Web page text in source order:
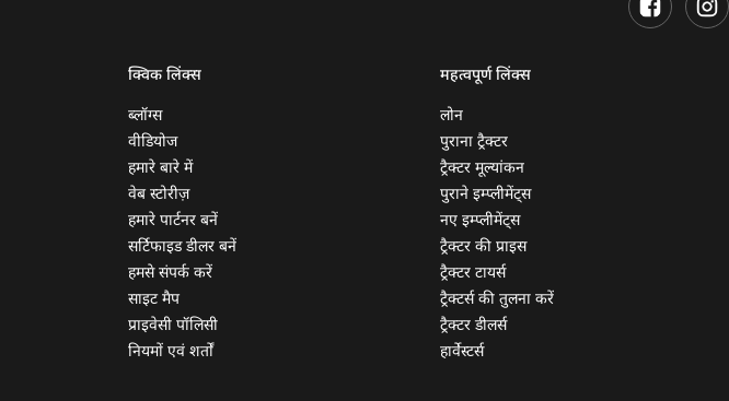
क्विक लिंक्स
ब्लॉग्स
वीडियोज
हमारे बारे में
वेब स्टोरीज़
हमारे पार्टनर बनें
सर्टिफाइड डीलर बनें
हमसे संपर्क करें
साइट मैप
प्राइवेसी पॉलिसी
नियमों एवं शर्तों
महत्वपूर्ण लिंक्स
लोन
पुराना ट्रैक्टर
ट्रैक्टर मूल्यांकन
पुराने इम्प्लीमेंट्स
नए इम्प्लीमेंट्स
ट्रैक्टर की प्राइस
ट्रैक्टर टायर्स
ट्रैक्टर्स की तुलना करें
ट्रैक्टर डीलर्स
हार्वेस्टर्स